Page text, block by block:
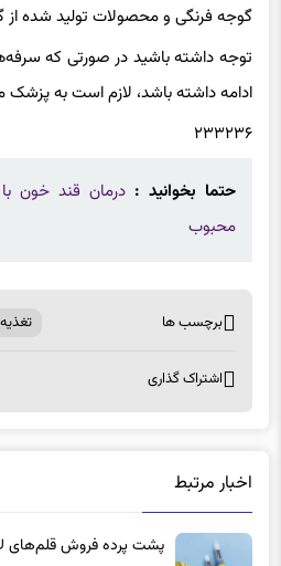
گوجه فرنگی و محصولات تولید شده از
توجه داشته باشید در صورتی که
ادامه داشته باشد، لازم است به پزشک
۲۳۳۲۳۶
حتما بخوانید : درمان قند خون
محبوب
برچسب ها تغذیه
اشتراک گذاری
اخبار مرتبط
پشت پرده فروش قلم‌های